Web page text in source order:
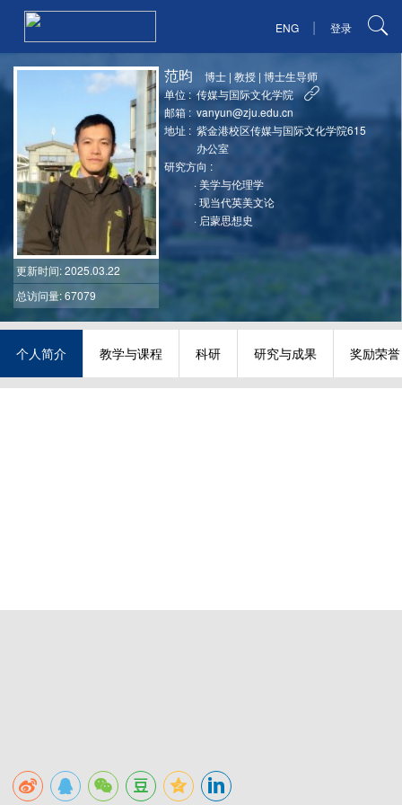
ENG | 登录
更新时间: 2025.03.22
总访问量: 67079
范昀 博士 |教授 |博士生导师
单位 : 传媒与国际文化学院
邮箱 : vanyun@zju.edu.cn
地址 : 紫金港校区传媒与国际文化学院615
办公室
研究方向 :
·美学与伦理学
·现当代英美文论
· 启蒙思想史
个人简介 教学与课程 科研 研究与成果 奖励荣誉